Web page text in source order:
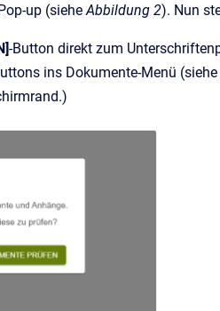
up (sieheAbbildung 2). Nun
-Button direkt zum
ins Dokumente-Menü (siehe